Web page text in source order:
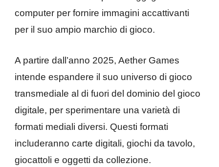
computer per fornire immagini accattivanti
per il suo ampio marchio di gioco.
A partire dall’anno 2025, Aether Games
intende espandere il suo universo di gioco
transmediale al di fuori del dominio del gioco
digitale, per sperimentare una varietà di
formati mediali diversi. Questi formati
includeranno carte digitali, giochi da tavolo,
giocattoli e oggetti da collezione.